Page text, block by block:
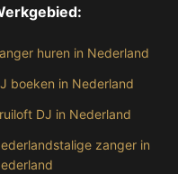
huren in Nederland
boeken in Nederland
DJ in Nederland
zanger in